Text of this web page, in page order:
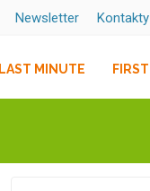
Kontakty
Newsletter
LAST MINUTE